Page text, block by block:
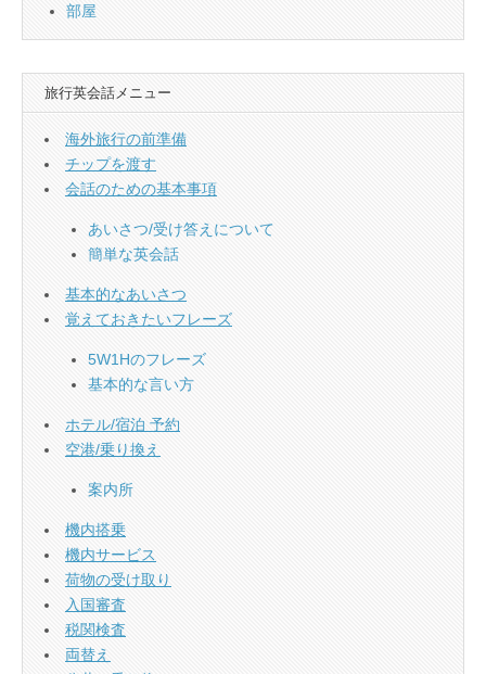
部屋
旅行英会話メニュー
海外旅行の前準備
チップを渡す
会話のための基本事項
あいさつ/受け答えについて
簡単な英会話
基本的なあいさつ
覚えておきたいフレーズ
5W1Hのフレーズ
基本的な言い方
ホテル/宿泊 予約
空港/乗り換え
案内所
機内搭乗
機内サービス
荷物の受け取り
入国審査
税関検査
両替え